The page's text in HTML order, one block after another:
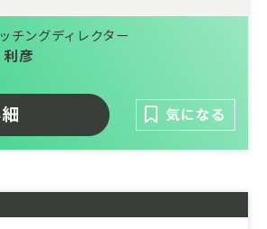
端のコンサルティングに携わ
こにあります。業界では、人
新への対応といった課題があ
の専門性と熱意こそが、持続
変革を加速させる原動力とな
知識やプロジェクトマネジメ
業の脱炭素化を推進しません
チングディレクター
彦
気になる